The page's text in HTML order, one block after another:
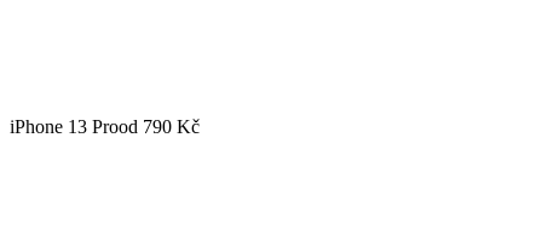
iPhone 13 Prood 790 Kč